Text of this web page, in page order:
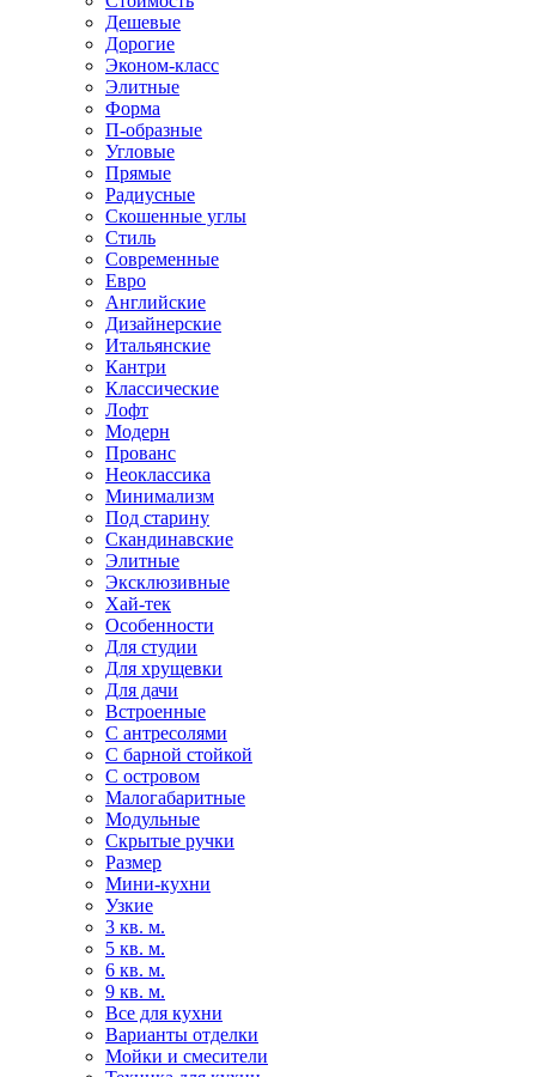
Дешевые
Дорогие
Эконом-класс
Элитные
Форма
П-образные
Угловые
Прямые
Радиусные
Скошенные углы
Стиль
Современные
Евро
Английские
Дизайнерские
Итальянские
Кантри
Классические
Лофт
Модерн
Прованс
Неоклассика
Минимализм
Под старину
Скандинавские
Элитные
Эксклюзивные
Хай-тек
Особенности
Для студии
Для хрущевки
Для дачи
Встроенные
С антресолями
С барной стойкой
С островом
Малогабаритные
Модульные
Скрытые ручки
Размер
Мини-кухни
Узкие
3 кв. м.
5 кв. м.
6 кв. м.
9 кв. м.
Все для кухни
Варианты отделки
Мойки и смесители